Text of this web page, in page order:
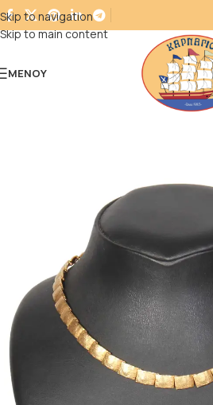
Skip to navigation
Skip to main content
ΜΕΝΟΎ